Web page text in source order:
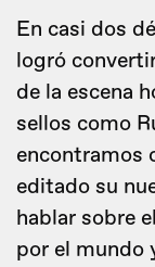
En casi dos
logró
de la escena
sellos como
encontramos
editado su
hablar sobre
por el mundo